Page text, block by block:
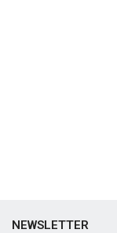
NEWSLETTER